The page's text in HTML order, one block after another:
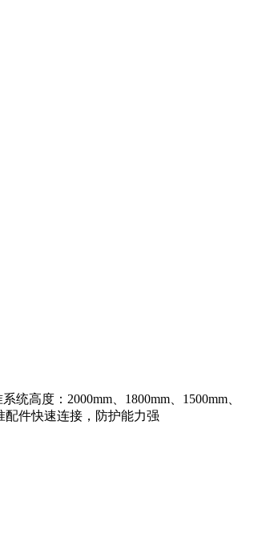
高度：2000mm、1800mm、1500mm、
配件快速连接，防护能力强